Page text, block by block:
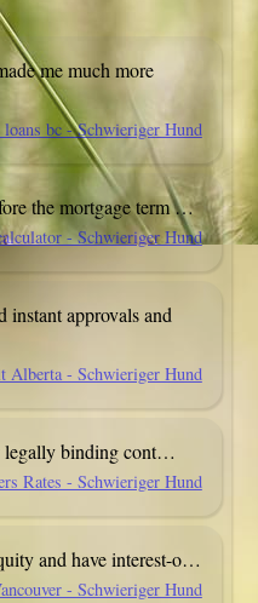
me much more
loans bc - Schwieriger Hund
the mortgage term …
- Schwieriger Hund
instant approvals and
Alberta - Schwieriger Hund
legally binding cont…
Rates - Schwieriger Hund
and have interest-o…
- Schwieriger Hund